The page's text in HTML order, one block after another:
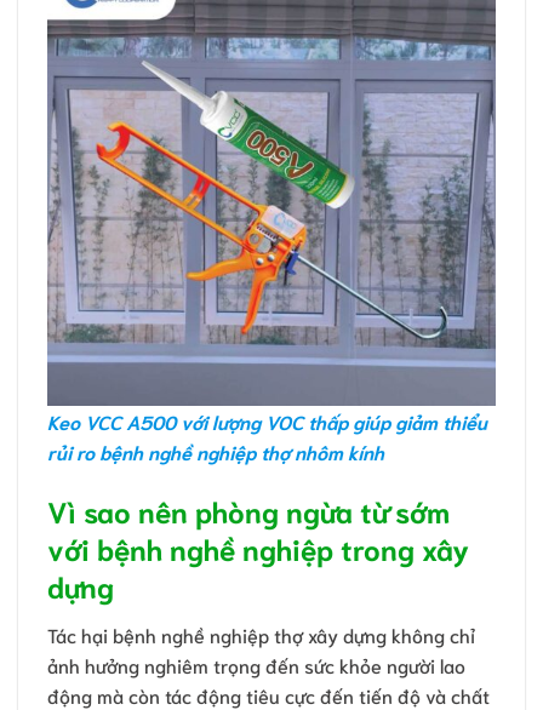
Keo VCC A500 với lượng VOC thấp giúp giảm thiểu
rủi ro bệnh nghề nghiệp thợ nhôm kính
Vì sao nên phòng ngừa từ sớm
với bệnh nghề nghiệp trong xây
dựng
Tác hại bệnh nghề nghiệp thợ xây dựng không chỉ
ảnh hưởng nghiêm trọng đến sức khỏe người lao
động mà còn tác động tiêu cực đến tiến độ và chất